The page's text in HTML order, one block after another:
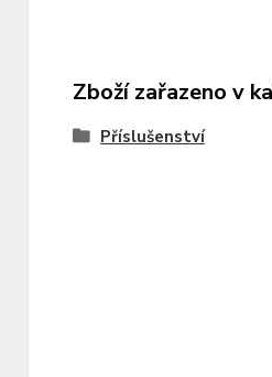
Zboží zařazeno v
Příslušenství